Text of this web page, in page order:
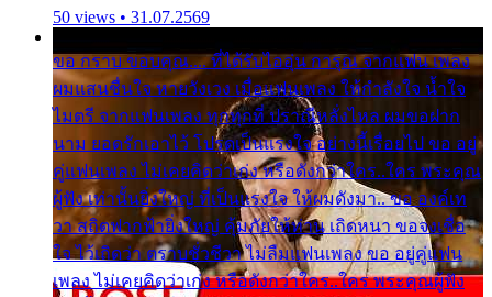
50 views • 31.07.2569
ขอ กราบ ขอบคุณ.... ที่ได้รับไออุ่น การุณ จากแฟน เพลง
ผมแสนชื่นใจ หายวังเวง เมื่อแฟนเพลง ให้กำลังใจ น้ำใจ
ไมตรี จากแฟนเพลง ทุกทุกที่ ปราณีหลั่งไหล ผมขอฝาก
นาม ยอดรักเอาไว้ โปรดเป็นแรงใจ อย่างนี้เรื่อยไป ขอ อยู่
คู่แฟนเพลง ไม่เคยคิดว่าเก่ง หรือดังกว่าใคร..ใคร พระคุณ
ผู้ฟัง เท่านั้นยิ่งใหญ่ ที่เป็นแรงใจ ให้ผมดังมา.. ขอ องค์เท
วา สถิตฟากฟ้ายิ่งใหญ่ คุ้มภัยให้ท่าน เถิดหนา ขอจงเชื่อ
ใจ ไว้เถิดว่า ตราบชั่วชีวา ไม่ลืมแฟนเพลง ขอ อยู่คู่แฟน
เพลง ไม่เคยคิดว่าเก่ง หรือดังกว่าใคร..ใคร พระคุณผู้ฟัง